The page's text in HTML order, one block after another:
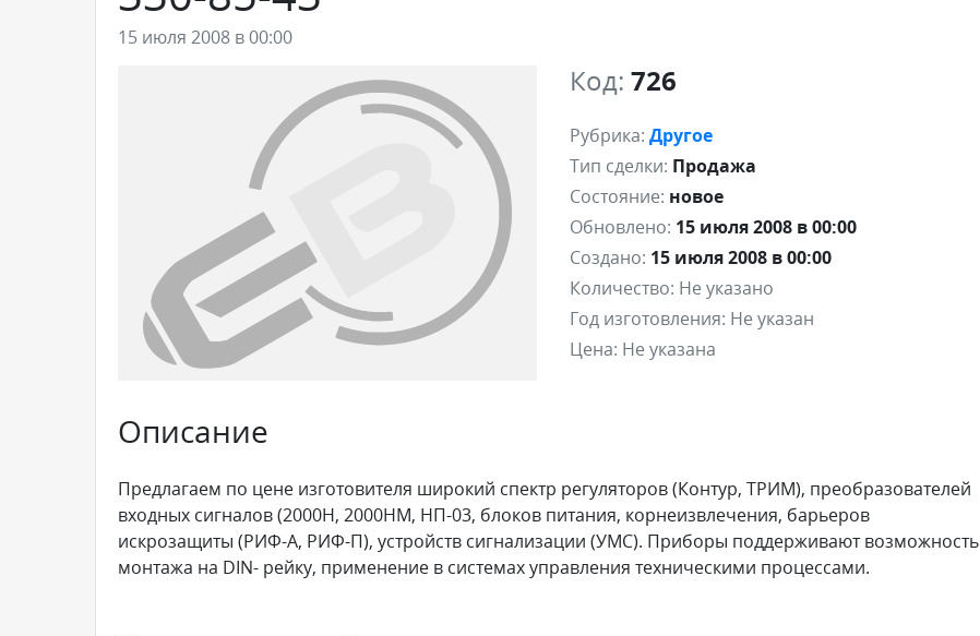
15 июля 2008 в 00:00
Код: 726
Рубрика: Другое
Тип сделки: Продажа
Состояние: новое
Обновлено: 15 июля 2008 в 00:00
Создано: 15 июля 2008 в 00:00
Количество: Не указано
Год изготовления: Не указан
Цена: Не указана
Описание
Предлагаем по цене изготовителя широкий спектр регуляторов (Контур, ТРИМ), преобразователей
входных сигналов (2000Н, 2000НМ, НП-03, блоков питания, корнеизвлечения, барьеров
искрозащиты (РИФ-А, РИФ-П), устройств сигнализации (УМС). Приборы поддерживают возможность
монтажа на DIN- рейку, применение в системах управления техническими процессами.